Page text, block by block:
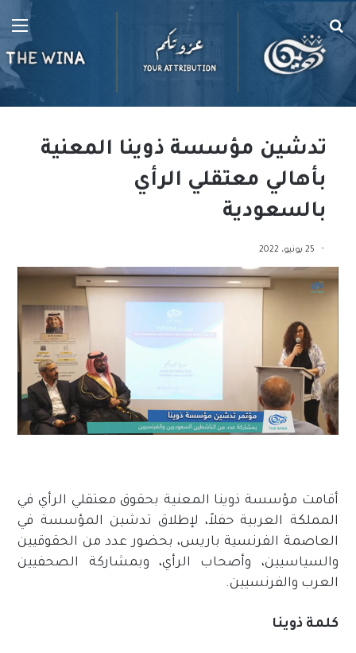
بحث
عن
تدشين مؤسسة ذوينا المعنية
بأهالي معتقلي الرأي
بالسعودية
25 يونيو، 2022
أقامت مؤسسة ذوينا المعنية بحقوق معتقلي الرأي في
المملكة العربية حفلاً، لإطلاق تدشين المؤسسة في
العاصمة الفرنسية باريس، بحضور عدد من الحقوقيين
والسياسيين، وأصحاب الرأي، وبمشاركة الصحفيين
العرب والفرنسيين.
كلمة ذوينا